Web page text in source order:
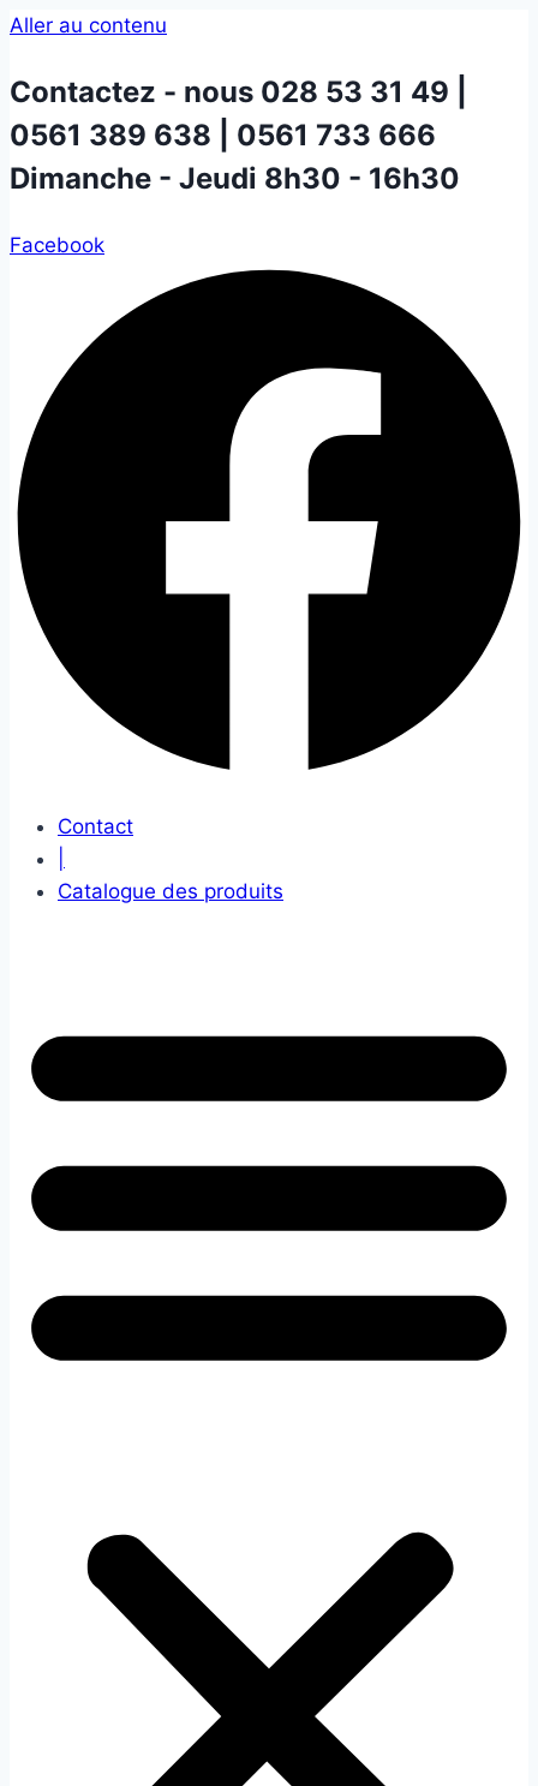
Aller au contenu
Contactez - nous 028 53 31 49 |
0561 389 638 | 0561 733 666
Dimanche - Jeudi 8h30 - 16h30
Facebook
Contact
Catalogue des produits